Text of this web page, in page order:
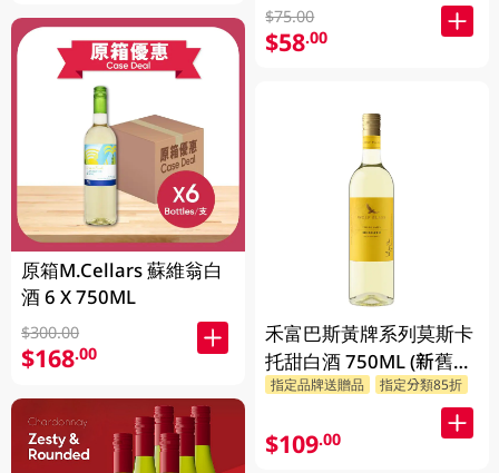
原箱M.Cellars 蘇維翁白
酒 6 X 750ML
$300.00
$168.00
$75.00
$58.00
禾富巴斯黃牌系列莫斯卡
托甜白酒 750ML (新舊包
裝隨機發貨)
指定品牌送贈品 指定分類85折
$109.00